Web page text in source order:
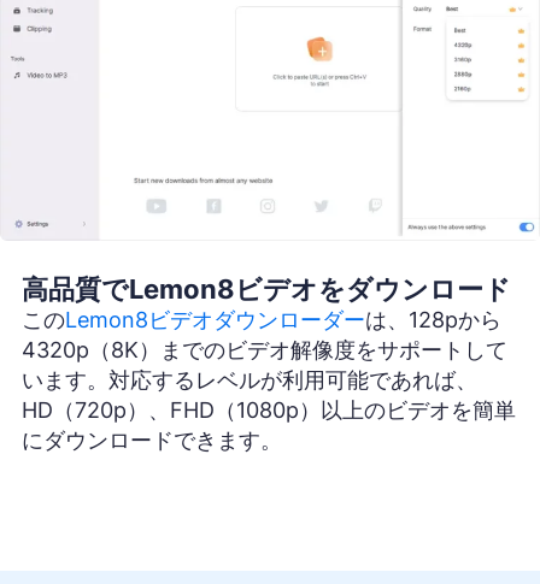
高品質でLemon8ビデオをダウンロード
このLemon8ビデオダウンローダーは、128pから
4320p（8K）までのビデオ解像度をサポートして
います。対応するレベルが利用可能であれば、
HD（720p）、FHD（1080p）以上のビデオを簡単
にダウンロードできます。